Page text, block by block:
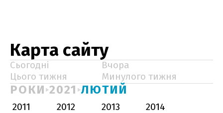
Карта сайту
Сьогодні
Вчора
Цього тижня
Минулого тижня
РОКИ 2021 ЛЮТИЙ
2011 2012 2013
2014